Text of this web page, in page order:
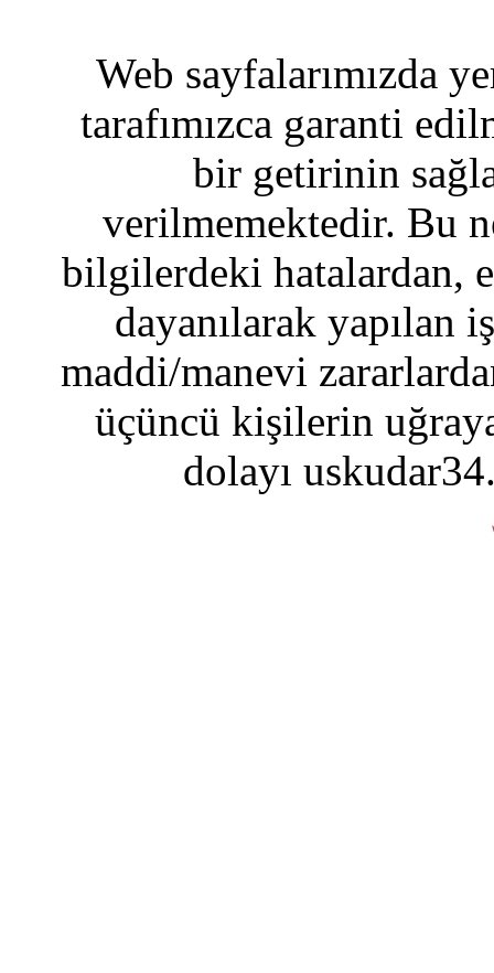
Web sayfalarımızda
tarafımızca garanti
bir getirinin
verilmemektedir. Bu
bilgilerdeki hatalardan,
dayanılarak yapılan
maddi/manevi
üçüncü kişilerin
dolayı